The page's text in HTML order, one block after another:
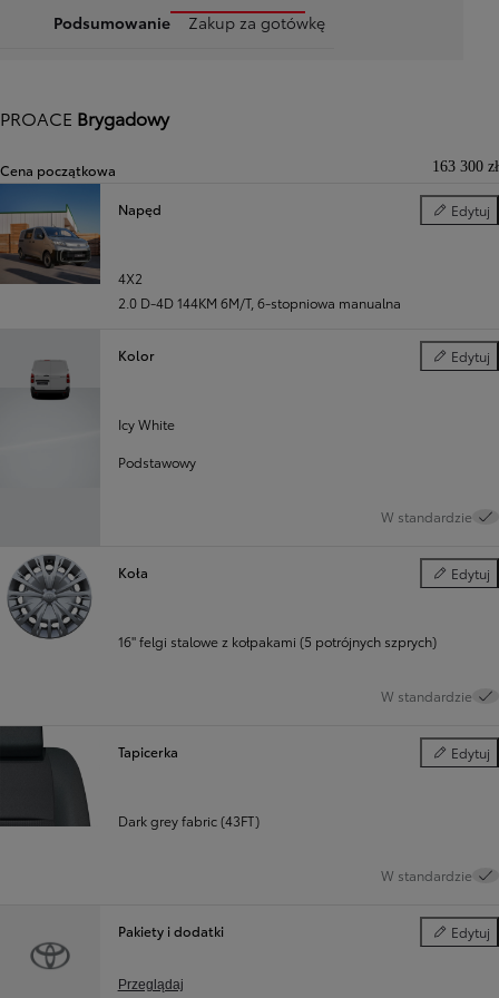
Poprzedni
Podsumowanie Zakup za gotówkę
PROACE Brygadowy
Cena początkowa 163 300 zł
Napęd Edytuj
Napęd
4X2
2.0 D-4D 144KM 6M/T, 6-stopniowa manualna
Kolor Edytuj
Kolor
Icy White
Podstawowy
W standardzie
Koła Edytuj
Koła
16" felgi stalowe z kołpakami (5 potrójnych szprych)
W standardzie
Tapicerka Edytuj
Tapicerka
Dark grey fabric (43FT)
W standardzie
Pakiety i dodatki Edytuj
Pakiety i
Przeglądaj